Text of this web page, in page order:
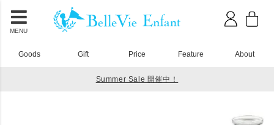
MENU
Goods Gift Price Feature About
Summer Sale 開催中！
キャンドルホルダー M